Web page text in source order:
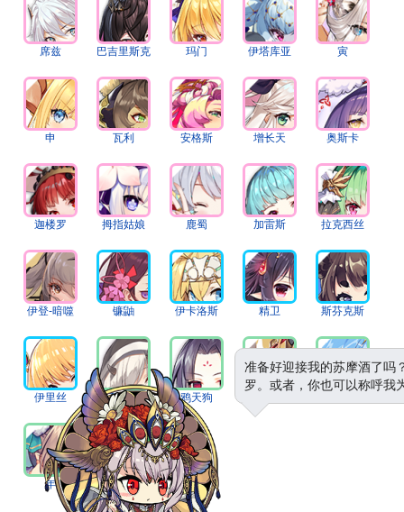
席兹 巴吉里斯克 玛门 伊塔库亚 寅
申 瓦利 安格斯 增长天 奥斯卡
迦楼罗 拇指姑娘 鹿蜀 加雷斯 拉克西丝
伊登-暗噬 镰鼬 伊卡洛斯 精卫 斯芬克斯
伊里丝 石像鬼 鸦天狗
年 鵺
准备好迎接我的苏摩酒了吗
罗。或者，你也可以称呼我